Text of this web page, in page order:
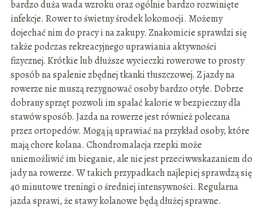
bardzo duża wada wzroku oraz ogólnie bardzo rozwinięte
infekcje. Rower to świetny środek lokomocji. Możemy
dojechać nim do pracy i na zakupy. Znakomicie sprawdzi się
także podczas rekreacyjnego uprawiania aktywności
fizycznej. Krótkie lub dłuższe wycieczki rowerowe to prosty
sposób na spalenie zbędnej tkanki tłuszczowej. Z jazdy na
rowerze nie muszą rezygnować osoby bardzo otyłe. Dobrze
dobrany sprzęt pozwoli im spalać kalorie w bezpieczny dla
stawów sposób. Jazda na rowerze jest również polecana
przez ortopedów. Mogą ją uprawiać na przykład osoby, które
mają chore kolana. Chondromalacja rzepki może
uniemożliwić im bieganie, ale nie jest przeciwwskazaniem do
jady na rowerze. W takich przypadkach najlepiej sprawdzą się
40 minutowe treningi o średniej intensywności. Regularna
jazda sprawi, że stawy kolanowe będą dłużej sprawne.